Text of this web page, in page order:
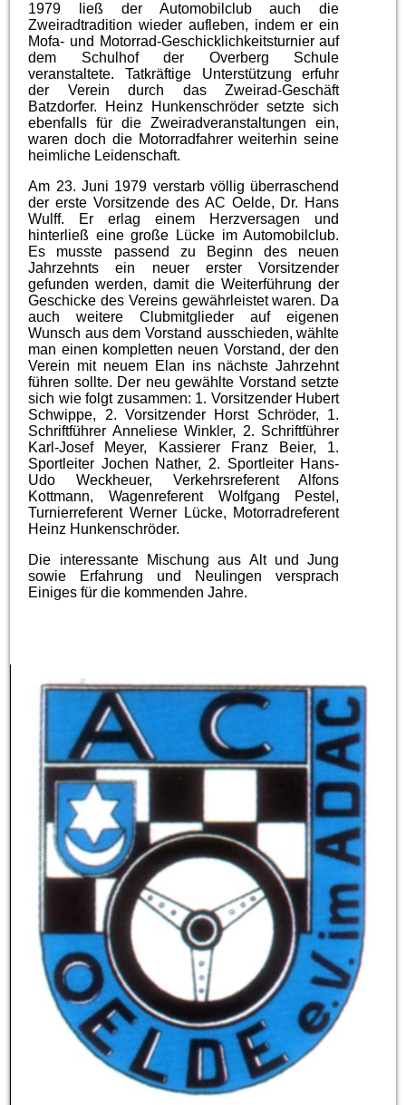
1979 ließ der Automobilclub auch die
Zweiradtradition wieder aufleben, indem er ein
Mofa- und Motorrad-Geschicklichkeitsturnier auf
dem Schulhof der Overberg Schule
veranstaltete. Tatkräftige Unterstützung erfuhr
der Verein durch das Zweirad-Geschäft
Batzdorfer. Heinz Hunkenschröder setzte sich
ebenfalls für die Zweiradveranstaltungen ein,
waren doch die Motorradfahrer weiterhin seine
heimliche Leidenschaft.
Am 23. Juni 1979 verstarb völlig überraschend
der erste Vorsitzende des AC Oelde, Dr. Hans
Wulff. Er erlag einem Herzversagen und
hinterließ eine große Lücke im Automobilclub.
Es musste passend zu Beginn des neuen
Jahrzehnts ein neuer erster Vorsitzender
gefunden werden, damit die Weiterführung der
Geschicke des Vereins gewährleistet waren. Da
auch weitere Clubmitglieder auf eigenen
Wunsch aus dem Vorstand ausschieden, wählte
man einen kompletten neuen Vorstand, der den
Verein mit neuem Elan ins nächste Jahrzehnt
führen sollte. Der neu gewählte Vorstand setzte
sich wie folgt zusammen: 1. Vorsitzender Hubert
Schwippe, 2. Vorsitzender Horst Schröder, 1.
Schriftführer Anneliese Winkler, 2. Schriftführer
Karl-Josef Meyer, Kassierer Franz Beier, 1.
Sportleiter Jochen Nather, 2. Sportleiter Hans-
Udo Weckheuer, Verkehrsreferent Alfons
Kottmann, Wagenreferent Wolfgang Pestel,
Turnierreferent Werner Lücke, Motorradreferent
Heinz Hunkenschröder.
Die interessante Mischung aus Alt und Jung
sowie Erfahrung und Neulingen versprach
Einiges für die kommenden Jahre.